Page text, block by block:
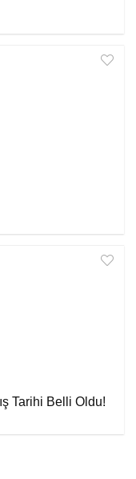
Tarihi Belli Oldu!